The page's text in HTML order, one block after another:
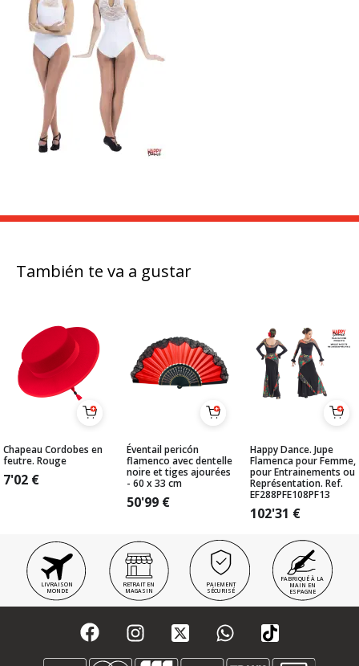
También te va a gustar
Chapeau Cordobes en
feutre. Rouge
7'02 €
Éventail pericón
flamenco avec dentelle
noire et tiges ajourées
- 60 x 33 cm
50'99 €
Happy Dance. Jupe
Flamenca pour Femme,
pour Entrainements ou
Représentation. Ref.
EF288PFE108PF13
102'31 €
LIVRAISON
MONDE
RETRAIT EN
MAGASIN
PAIEMENT
SÉCURISÉ
FABRIQUÉ À LA
MAIN EN
ESPAGNE